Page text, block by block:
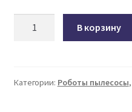
Bort
В корзину
Категории: Роботы пылесосы,